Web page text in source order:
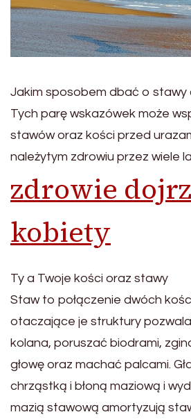
Jakim sposobem dbać o stawy
Tych parę wskazówek może
stawów oraz kości przed
należytym zdrowiu przez wiele
zdrowie
kobiety
Ty a Twoje kości oraz stawy
Staw to połączenie dwóch
otaczające je struktury
kolana, poruszać biodrami,
głowę oraz machać palcami.
chrząstką i błoną maziową i
mazią stawową amortyzują